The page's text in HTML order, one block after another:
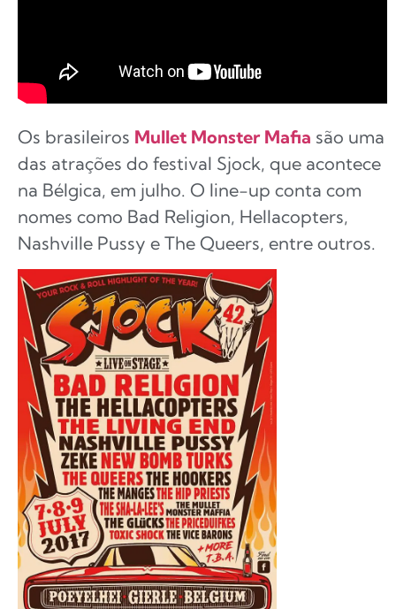
Os brasileiros Mullet Monster Mafia são uma
das atrações do festival Sjock, que acontece
na Bélgica, em julho. O line-up conta com
nomes como Bad Religion, Hellacopters,
Nashville Pussy e The Queers, entre outros.